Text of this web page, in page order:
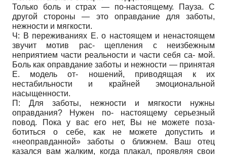
Только боль и страх — по-настоящему. Пауза. С
другой стороны — это оправдание для заботы,
нежности и мягкости.
Ч: В переживаниях Е. о настоящем и ненастоящем
звучит мотив рас- щепления с неизбежным
неприятием части реальности и части себя са- мой.
Боль как оправдание заботы и нежности — принятая
Е. модель от- ношений, приводящая к их
нестабильности и крайней эмоциональной
насыщенности.
П: Для заботы, нежности и мягкости нужны
оправдания? Нужен по- настоящему серьезный
повод. Пока у вас его нет, Вы не можете поза-
ботиться о себе, как не можете допустить и
«неоправданной» заботы о ближнем. Ваш отец
казался вам жалким, когда плакал, проявляя свои